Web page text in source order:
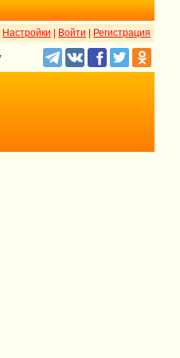
Настройки Войти Регистрация